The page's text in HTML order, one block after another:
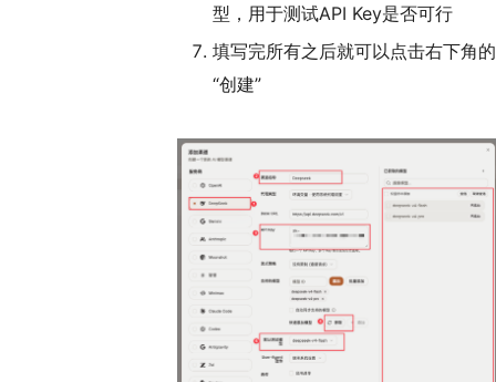
型，用于测试API Key是否可行
填写完所有之后就可以点击右下角的
“创建”